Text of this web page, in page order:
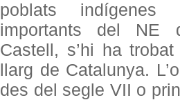
poblats indígenes
importants del NE
Castell, s’hi ha
llarg de Catalunya.
des del segle VII o